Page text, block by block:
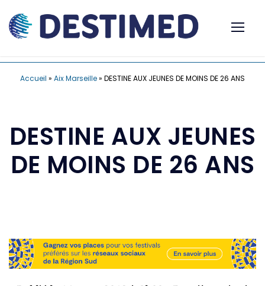
Accueil » Aix Marseille» DESTINE AUX JEUNES DE MOINS DE 26 ANS
DESTINE AUX JEUNES
DE MOINS DE 26 ANS